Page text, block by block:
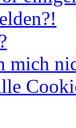
mich